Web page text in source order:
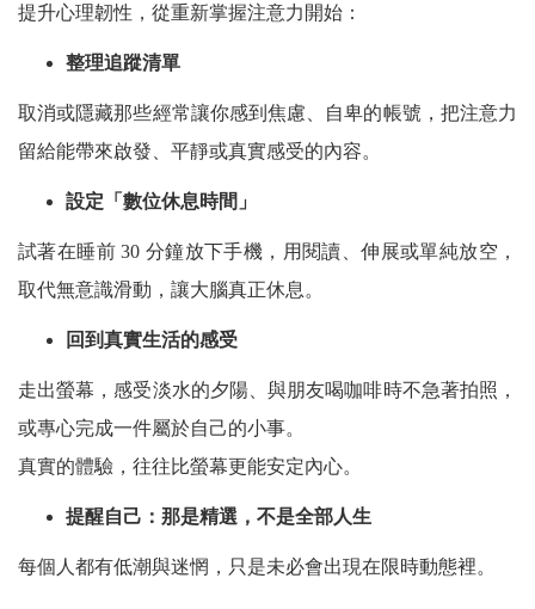
提升心理韌性，從重新掌握注意力開始：
整理追蹤清單
取消或隱藏那些經常讓你感到焦慮、自卑的帳號，把注意力
留給能帶來啟發、平靜或真實感受的內容。
設定「數位休息時間」
試著在睡前 30 分鐘放下手機，用閱讀、伸展或單純放空，
取代無意識滑動，讓大腦真正休息。
回到真實生活的感受
走出螢幕，感受淡水的夕陽、與朋友喝咖啡時不急著拍照，
或專心完成一件屬於自己的小事。
真實的體驗，往往比螢幕更能安定內心。
提醒自己：那是精選，不是全部人生
每個人都有低潮與迷惘，只是未必會出現在限時動態裡。